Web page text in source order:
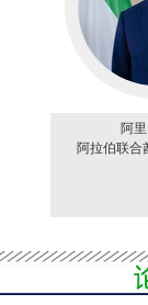
阿
阿拉伯联合